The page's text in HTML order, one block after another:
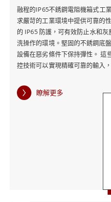
融程的IP65不銹鋼電阻機箱式工
求嚴苛的工業環境中提供可靠的
的 IP65 防護，可有效防止水和
洗操作的環境。堅固的不銹鋼底
設備在惡劣條件下保持彈性。 這
控技術可以實現精確可靠的輸入
染物的環境中保持操作效率至關
耗，有助於提高工業電腦的長期
需要耐用性和性能的工業應用的
銹鋼電阻機箱式工業電腦的時尚
標準，還可以無縫整合到各種工
固耐用和先進功能之間實現了平
境的嚴酷，同時提供可靠的高性
瞭解更多